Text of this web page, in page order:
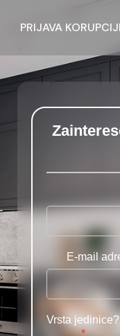
PRIJAVA
E-mail
Vrsta jedinice?
*